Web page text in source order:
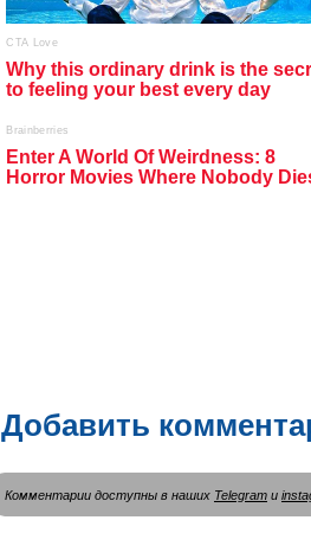
Добавить
Комментарии доступны в наших Telegram и